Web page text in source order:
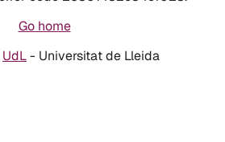
Go home
UdL- Universitat de Lleida